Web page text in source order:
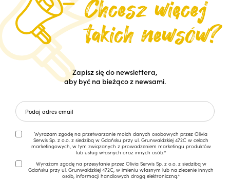
Zapisz się do newslettera,
aby być na bieżąco z newsami.
Wyrażam zgodę na przetwarzanie moich danych osobowych przez Olivia
Serwis Sp. z o.o. z siedzibą w Gdańsku przy ul. Grunwaldzkiej 472C w celach
marketingowych, w tym związanych z prowadzeniem marketingu produktów
lub usług własnych oraz innych osób.*
Wyrażam zgodę na przesyłanie przez Olivia Serwis Sp. z o.o. z siedzibą w
Gdańsku przy ul. Grunwaldzkiej 472C, w imieniu własnym lub na zlecenie innych
osób, informacji handlowych drogą elektroniczną.*